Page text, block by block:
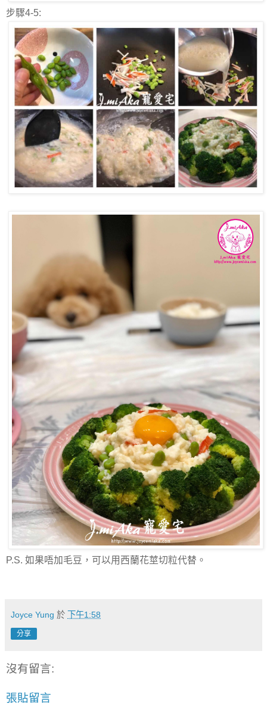
步驟4-5:
P.S. 如果唔加毛豆，可以用西蘭花莖切粒代替。
Joyce Yung 於 下午1:58
分享
沒有留言:
張貼留言